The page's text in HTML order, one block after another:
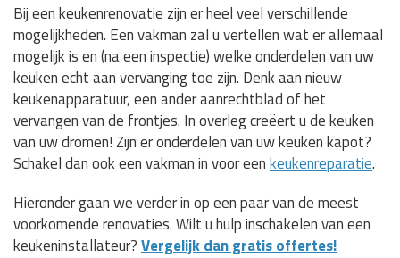
Bij een keukenrenovatie zijn er heel veel verschillende
mogelijkheden. Een vakman zal u vertellen wat er allemaal
mogelijk is en (na een inspectie) welke onderdelen van uw
keuken echt aan vervanging toe zijn. Denk aan nieuw
keukenapparatuur, een ander aanrechtblad of het
vervangen van de frontjes. In overleg creëert u de keuken
van uw dromen! Zijn er onderdelen van uw keuken kapot?
Schakel dan ook een vakman in voor eenkeukenreparatie.
Hieronder gaan we verder in op een paar van de meest
voorkomende renovaties. Wilt u hulp inschakelen van een
keukeninstallateur?Vergelijk dan gratis offertes!